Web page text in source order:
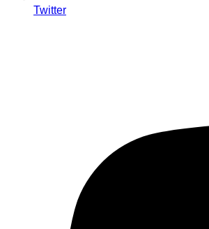
Twitter